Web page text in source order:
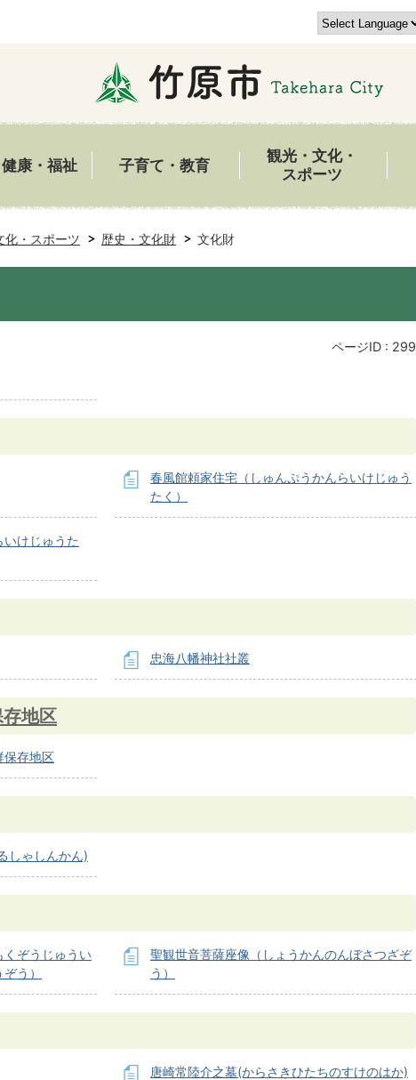
康・福祉 子育て・教育
観光・文化・
スポーツ
化・スポーツ 歴史・文化財 文化財
ページID : 299
春風館頼家住宅（しゅんぷうかんらいけじゅう
たく）
けじゅうた
忠海八幡神社社叢
地区
保存地区
しゃしんかん)
くぞうじゅうい
う）
聖観世音菩薩座像（しょうかんのんぼさつざぞ
う）
唐崎常陸介之墓(からさきひたちのすけのはか)